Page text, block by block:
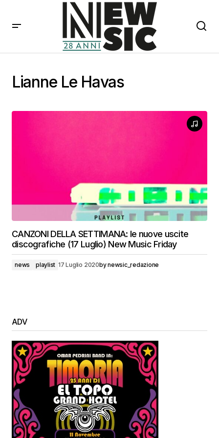
Lianne Le Havas
CANZONI DELLA SETTIMANA: le nuove uscite
discografiche (17 Luglio) New Music Friday
news playlist 17 Luglio 2020bynewsic_redazione
ADV